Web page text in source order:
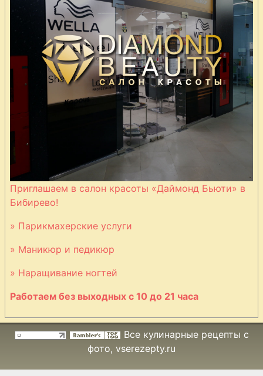
Приглашаем в салон красоты «Даймонд Бьюти» в
Бибирево!
» Парикмахерские услуги
» Маникюр и педикюр
» Наращивание ногтей
Работаем без выходных с 10 до 21 часа
Все кулинарные рецепты с
фото, vserezepty.ru